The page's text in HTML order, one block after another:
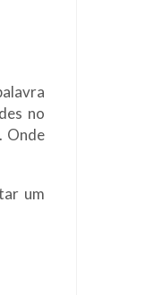
no
Onde
um